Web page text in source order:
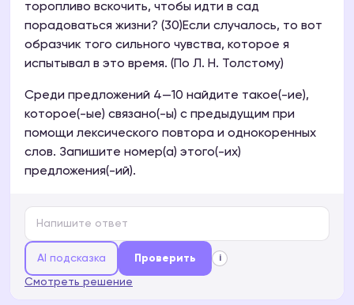
торопливо вскочить, чтобы идти в сад
порадоваться жизни? (30)Если случалось, то вот
образчик того сильного чувства, которое я
испытывал в это время. (По Л. Н. Толстому)
Среди предложений 4—10 найдите такое(-ие),
которое(-ые) связано(-ы) с предыдущим при
помощи лексического повтора и однокоренных
слов. Запишите номер(а) этого(-их)
предложения(-ий).
AI подсказка Проверить i
Смотреть решение